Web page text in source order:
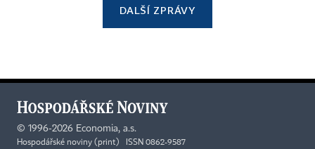
DALŠÍ ZPRÁVY
© 1996-2026 Economia, a.s.
Hospodářské noviny (print) ISSN 0862-9587